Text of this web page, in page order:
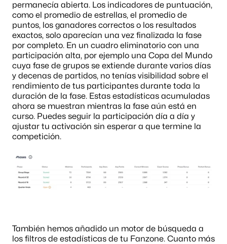
permanecía abierta. Los indicadores de puntuación,
como el promedio de estrellas, el promedio de
puntos, los ganadores correctos o los resultados
exactos, solo aparecían una vez finalizada la fase
por completo. En un cuadro eliminatorio con una
participación alta, por ejemplo una Copa del Mundo
cuya fase de grupos se extiende durante varios días
y decenas de partidos, no tenías visibilidad sobre el
rendimiento de tus participantes durante toda la
duración de la fase. Estas estadísticas acumuladas
ahora se muestran mientras la fase aún está en
curso. Puedes seguir la participación día a día y
ajustar tu activación sin esperar a que termine la
competición.
También hemos añadido un motor de búsqueda a
los filtros de estadísticas de tu Fanzone. Cuanto más